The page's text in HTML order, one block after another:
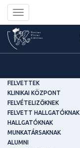
Toggle
navigation
FELVETTEK
KLINIKAI KÖZPONT
FELVÉTELIZŐKNEK
FELVETT HALLGATÓKNAK
HALLGATÓKNAK
MUNKATÁRSAKNAK
ALUMNI